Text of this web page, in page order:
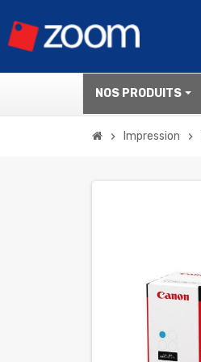
NOS PRODUITS
chevron_right Impression chevron_right